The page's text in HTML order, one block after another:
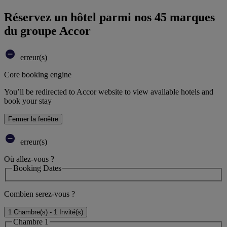
Réservez un hôtel parmi nos 45 marques
du groupe Accor
erreur(s)
Core booking engine
You’ll be redirected to Accor website to view available hotels and
book your stay
Fermer la fenêtre
erreur(s)
Où allez-vous ?
Booking Dates
Combien serez-vous ?
1 Chambre(s) - 1 Invité(s)
Chambre 1